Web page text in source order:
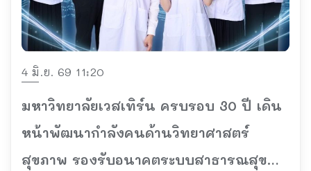
4 มิ.ย. 69 11:20
มหาวิทยาลัยเวสเทิร์น ครบรอบ 30 ปี เดิน
หน้าพัฒนากำลังคนด้านวิทยาศาสตร์
สุขภาพ รองรับอนาคตระบบสาธารณสุข